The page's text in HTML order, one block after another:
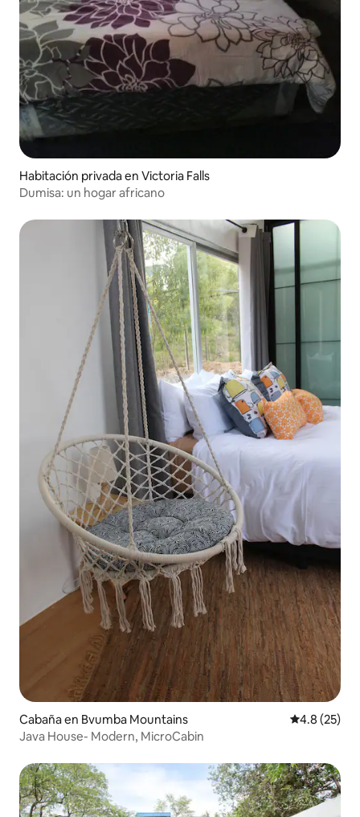
Habitación privada en Victoria Falls
Dumisa: un hogar africano
Cabaña en Bvumba Mountains Calificación
4.8 (25)
Java House- Modern, MicroCabin